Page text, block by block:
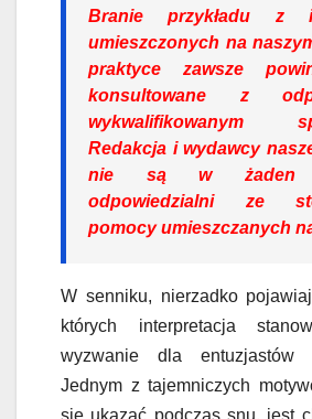
Branie przykładu z
umieszczonych na
praktyce zawsze
konsultowane z
wykwalifikowanym
Redakcja i wydawcy
nie są w żaden
odpowiedzialni ze
pomocy umieszczanych
W senniku, nierzadko
których interpretacja
wyzwanie dla entuzjastów
Jednym z tajemniczych
się ukazać podczas snu, jest